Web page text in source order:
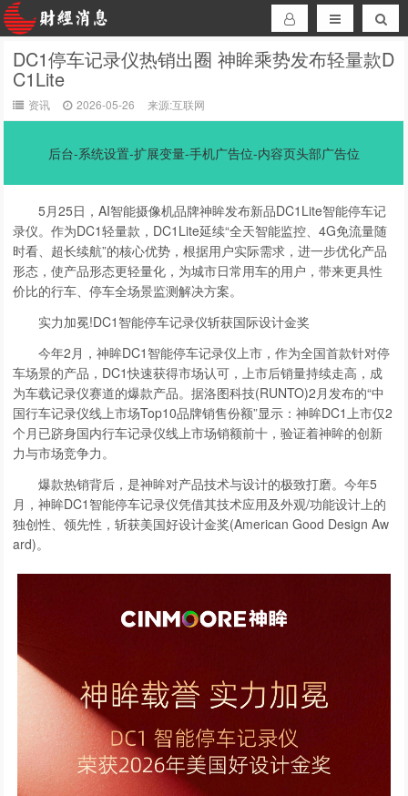
DC1停车记录仪热销出圈 神眸乘势发布轻量款D
C1Lite
资讯 2026-05-26 来源:互联网
后台-系统设置-扩展变量-手机广告位-内容页头部广告位
5月25日，AI智能摄像机品牌神眸发布新品DC1Lite智能停车记
录仪。作为DC1轻量款，DC1Lite延续“全天智能监控、4G免流量随
时看、超长续航”的核心优势，根据用户实际需求，进一步优化产品
形态，使产品形态更轻量化，为城市日常用车的用户，带来更具性
价比的行车、停车全场景监测解决方案。
实力加冕!DC1智能停车记录仪斩获国际设计金奖
今年2月，神眸DC1智能停车记录仪上市，作为全国首款针对停
车场景的产品，DC1快速获得市场认可，上市后销量持续走高，成
为车载记录仪赛道的爆款产品。据洛图科技(RUNTO)2月发布的“中
国行车记录仪线上市场Top10品牌销售份额”显示：神眸DC1上市仅2
个月已跻身国内行车记录仪线上市场销额前十，验证着神眸的创新
力与市场竞争力。
爆款热销背后，是神眸对产品技术与设计的极致打磨。今年5
月，神眸DC1智能停车记录仪凭借其技术应用及外观/功能设计上的
独创性、领先性，斩获美国好设计金奖(American Good Design Aw
ard)。